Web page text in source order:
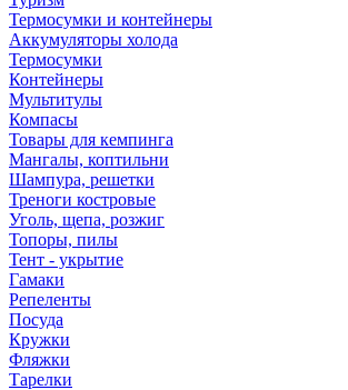
Термосумки и контейнеры
Аккумуляторы холода
Термосумки
Контейнеры
Мультитулы
Компасы
Товары для кемпинга
Мангалы, коптильни
Шампура, решетки
Треноги костровые
Уголь, щепа, розжиг
Топоры, пилы
Тент - укрытие
Гамаки
Репеленты
Посуда
Кружки
Фляжки
Тарелки